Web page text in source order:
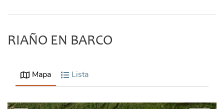
RIAÑO EN BARCO
Mapa Lista